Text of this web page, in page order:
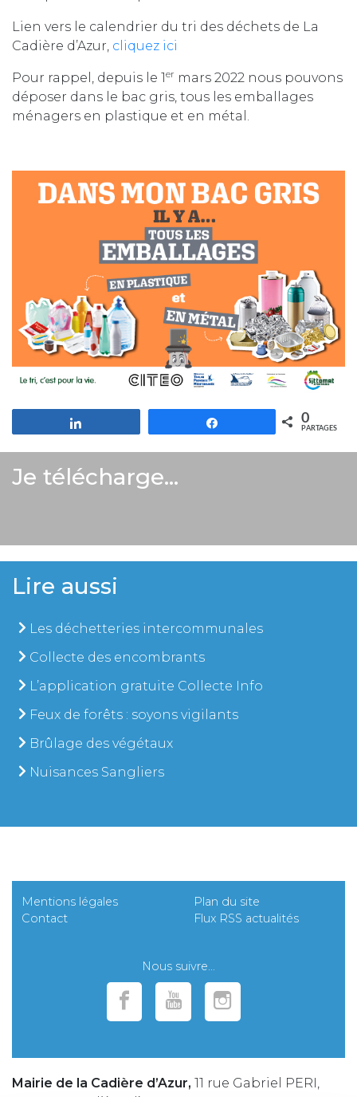
Lien vers le calendrier du tri des déchets de La
Cadière d’Azur, cliquez ici
Pour rappel, depuis le 1er mars 2022 nous pouvons
déposer dans le bac gris, tous les emballages
ménagers en plastique et en métal.
0
PARTAGES
Je télécharge…
Lire aussi
Les déchetteries intercommunales
Collecte des encombrants
L’application gratuite Collecte Info
Feux de forêts : soyons vigilants
Brûlage des végétaux
Nuisances Sangliers
Mentions légales
Contact
Plan du site
Flux RSS actualités
Nous suivre...
Mairie de la Cadière d’Azur, 11 rue Gabriel PERI,